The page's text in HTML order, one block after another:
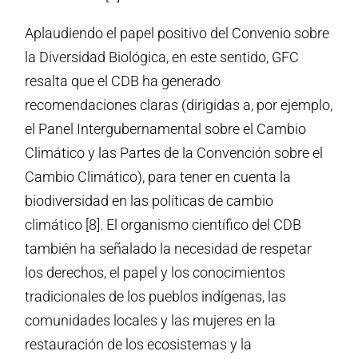
Aplaudiendo el papel positivo del Convenio sobre
la Diversidad Biológica, en este sentido, GFC
resalta que el CDB ha generado
recomendaciones claras (dirigidas a, por ejemplo,
el Panel Intergubernamental sobre el Cambio
Climático y las Partes de la Convención sobre el
Cambio Climático), para tener en cuenta la
biodiversidad en las políticas de cambio
climático [8]. El organismo científico del CDB
también ha señalado la necesidad de respetar
los derechos, el papel y los conocimientos
tradicionales de los pueblos indígenas, las
comunidades locales y las mujeres en la
restauración de los ecosistemas y la